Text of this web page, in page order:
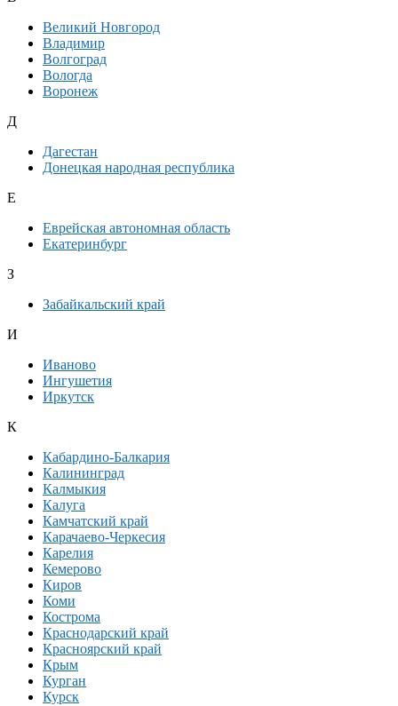
Великий Новгород
Владимир
Волгоград
Вологда
Воронеж
Д
Дагестан
Донецкая народная республика
Е
Еврейская автономная область
Екатеринбург
З
Забайкальский край
И
Иваново
Ингушетия
Иркутск
К
Кабардино-Балкария
Калининград
Калмыкия
Калуга
Камчатский край
Карачаево-Черкесия
Карелия
Кемерово
Киров
Коми
Кострома
Краснодарский край
Красноярский край
Крым
Курган
Курск